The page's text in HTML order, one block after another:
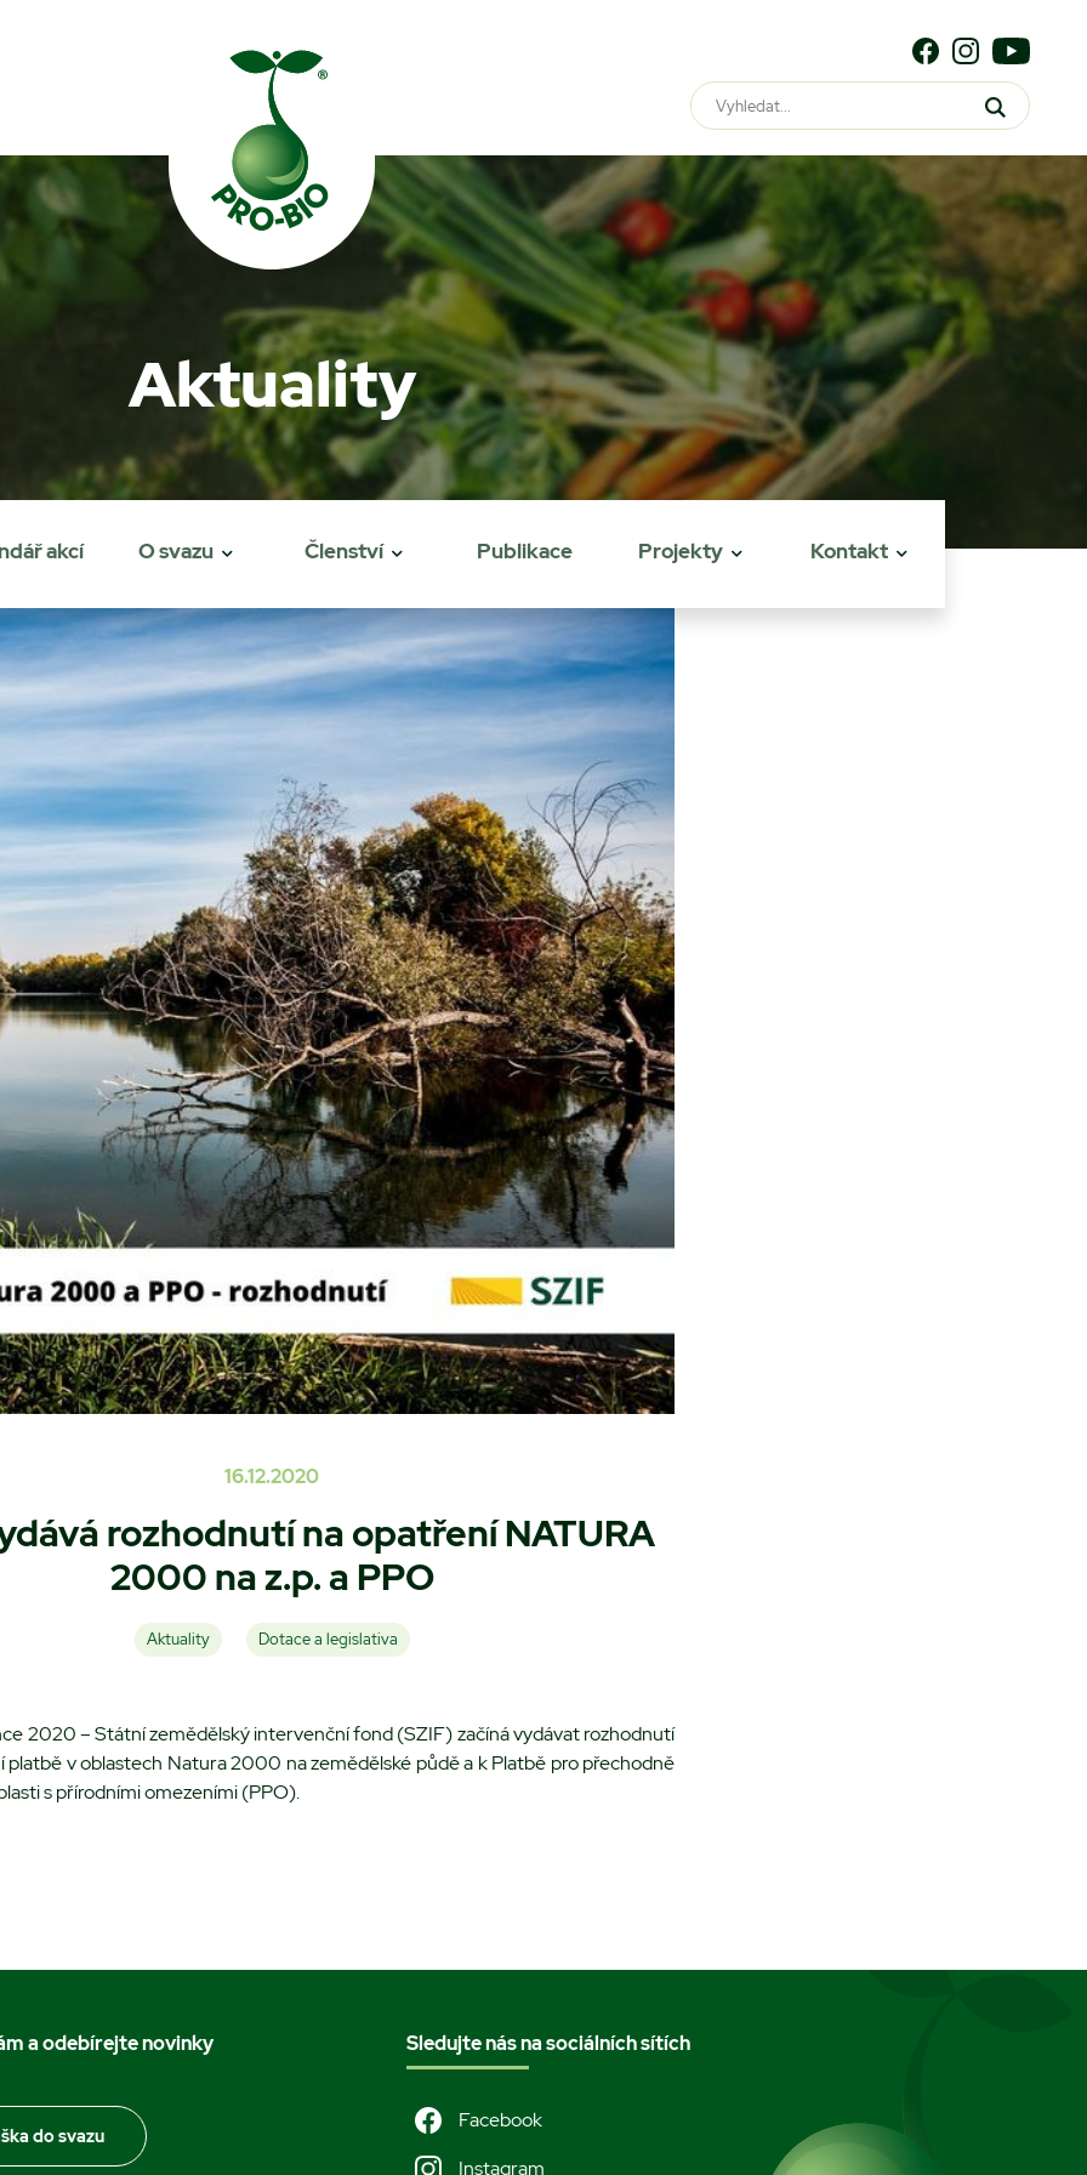
Prohledat PRO-BIO
Aktuality
akcí O svazu Členství Publikace Projekty Kontakt
16.12.2020
rozhodnutí na opatření NATURA
2000 na z.p. a PPO
Aktuality Dotace a legislativa
2020 – Státní zemědělský intervenční fond (SZIF) začíná vydávat rozhodnutí
platbě v oblastech Natura 2000 na zemědělské půdě a k Platbě pro přechodně
s přírodními omezeními (PPO).
a odebírejte novinky
do svazu
Sledujte nás na sociálních sítích
Facebook
Instagram